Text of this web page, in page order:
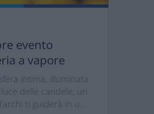
evento
a vapore
intima, illuminata
delle candele, un
ti guiderà in un